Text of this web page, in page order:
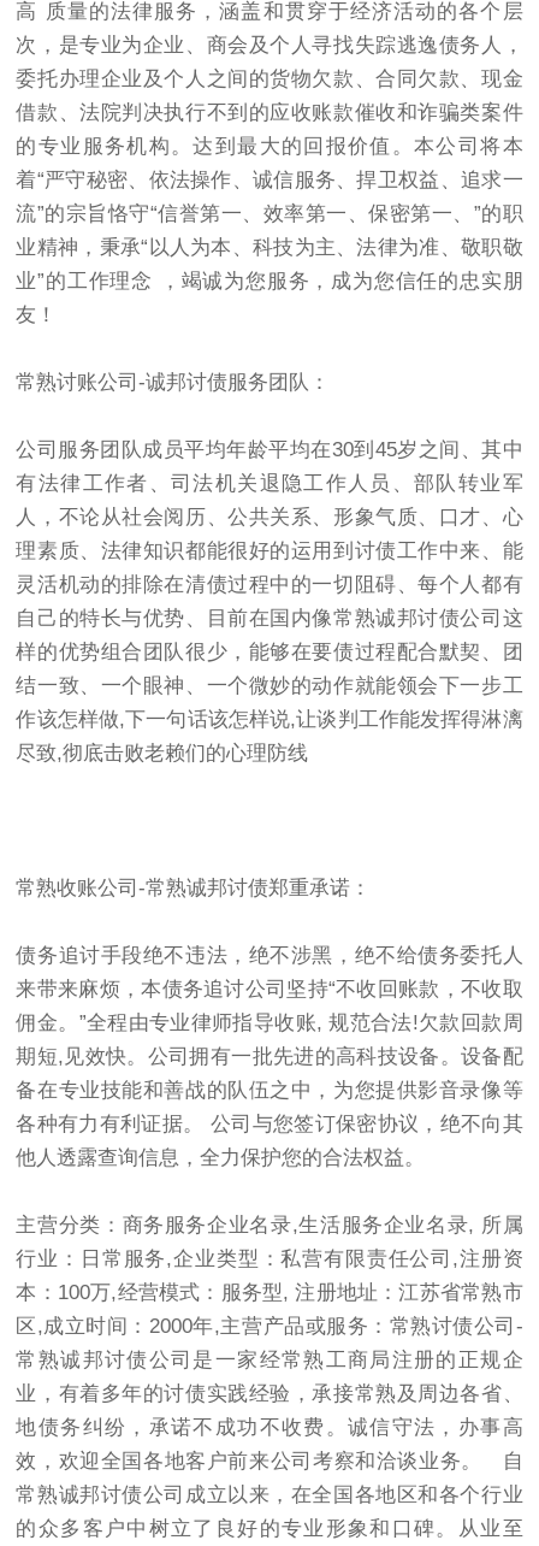
高 质量的法律服务，涵盖和贯穿于经济活动的各个层
次，是专业为企业、商会及个人寻找失踪逃逸债务人，
委托办理企业及个人之间的货物欠款、合同欠款、现金
借款、法院判决执行不到的应收账款催收和诈骗类案件
的专业服务机构。达到最大的回报价值。本公司将本
着“严守秘密、依法操作、诚信服务、捍卫权益、追求一
流”的宗旨恪守“信誉第一、效率第一、保密第一、”的职
业精神，秉承“以人为本、科技为主、法律为准、敬职敬
业”的工作理念 ，竭诚为您服务，成为您信任的忠实朋
友！
常熟讨账公司-诚邦讨债服务团队：
公司服务团队成员平均年龄平均在30到45岁之间、其中
有法律工作者、司法机关退隐工作人员、部队转业军
人，不论从社会阅历、公共关系、形象气质、口才、心
理素质、法律知识都能很好的运用到讨债工作中来、能
灵活机动的排除在清债过程中的一切阻碍、每个人都有
自己的特长与优势、目前在国内像常熟诚邦讨债公司这
样的优势组合团队很少，能够在要债过程配合默契、团
结一致、一个眼神、一个微妙的动作就能领会下一步工
作该怎样做,下一句话该怎样说,让谈判工作能发挥得淋漓
尽致,彻底击败老赖们的心理防线
常熟收账公司-常熟诚邦讨债郑重承诺：
债务追讨手段绝不违法，绝不涉黑，绝不给债务委托人
来带来麻烦，本债务追讨公司坚持“不收回账款，不收取
佣金。”全程由专业律师指导收账, 规范合法!欠款回款周
期短,见效快。公司拥有一批先进的高科技设备。设备配
备在专业技能和善战的队伍之中，为您提供影音录像等
各种有力有利证据。 公司与您签订保密协议，绝不向其
他人透露查询信息，全力保护您的合法权益。
主营分类：商务服务企业名录,生活服务企业名录, 所属
行业：日常服务,企业类型：私营有限责任公司,注册资
本：100万,经营模式：服务型, 注册地址：江苏省常熟市
区,成立时间：2000年,主营产品或服务：常熟讨债公司-
常熟诚邦讨债公司是一家经常熟工商局注册的正规企
业，有着多年的讨债实践经验，承接常熟及周边各省、
地债务纠纷，承诺不成功不收费。诚信守法，办事高
效，欢迎全国各地客户前来公司考察和洽谈业务。 自
常熟诚邦讨债公司成立以来，在全国各地区和各个行业
的众多客户中树立了良好的专业形象和口碑。从业至